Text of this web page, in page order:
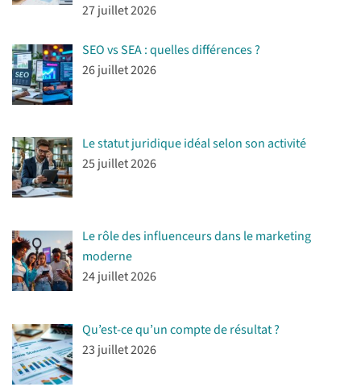
27 juillet 2026
SEO vs SEA : quelles différences ?
26 juillet 2026
Le statut juridique idéal selon son activité
25 juillet 2026
Le rôle des influenceurs dans le marketing
moderne
24 juillet 2026
Qu’est-ce qu’un compte de résultat ?
23 juillet 2026